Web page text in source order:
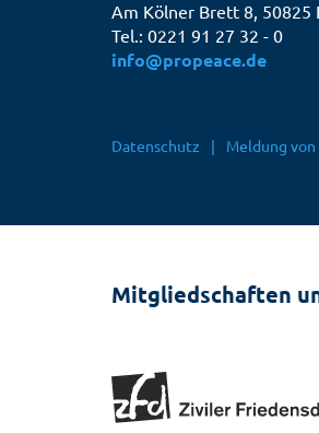
Am Kölner Brett 8, 50825
Tel.: 0221 91 27 32 - 0
info@propeace.de
Fußbereichsmenü
Datenschutz Meldung
Mitgliedschaften